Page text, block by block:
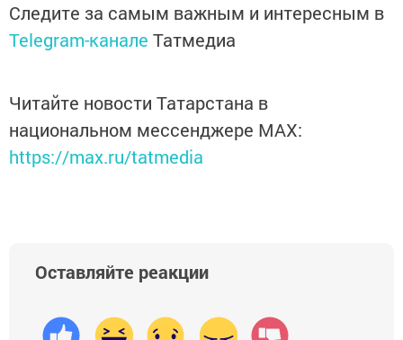
Следите за самым важным и интересным в
Telegram-канале Татмедиа
Читайте новости Татарстана в
национальном мессенджере MАХ:
https://max.ru/tatmedia
Оставляйте реакции